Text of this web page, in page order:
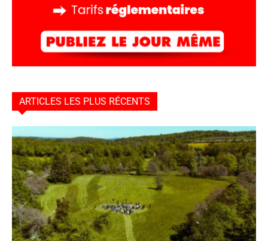
ARTICLES LES PLUS RÉCENTS